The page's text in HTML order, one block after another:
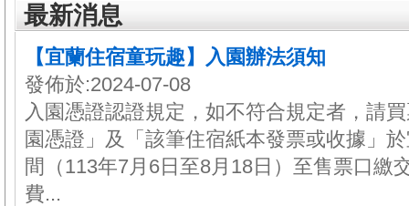
最新消息
【宜蘭住宿童玩趣】入園辦法須知
發佈於:2024-07-08
入園憑證認證規定，如不符合規定者，請
園憑證」及「該筆住宿紙本發票或收據」
間（113年7月6日至8月18日）至售票口繳
費...